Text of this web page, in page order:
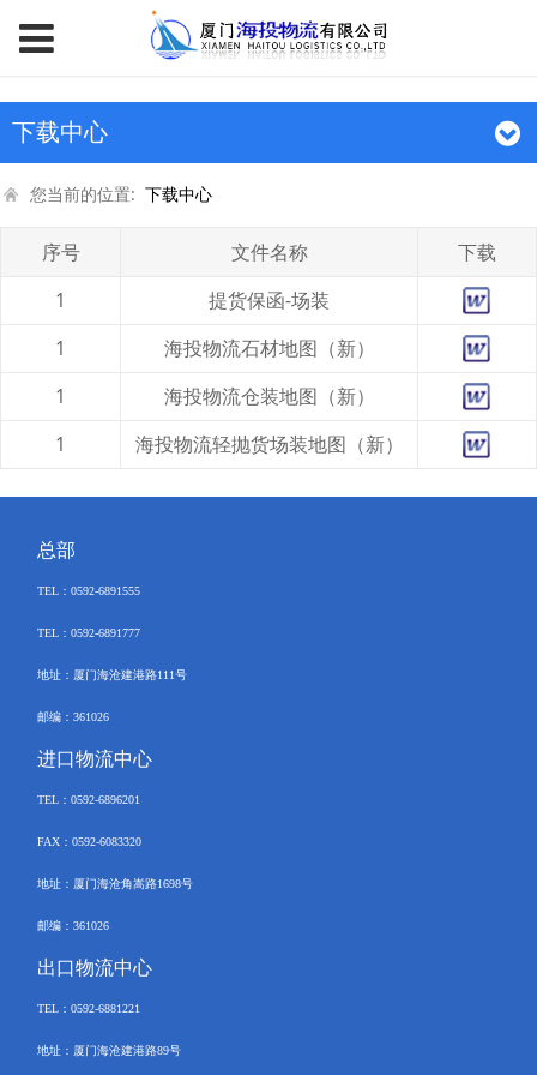
下载中心
您当前的位置:下载中心
序号 文件名称 下载
1
提货保函-场装
1
海投物流石材地图（新）
1
海投物流仓装地图（新）
1
海投物流轻抛货场装地图（新）
总部
TEL ：0592-6891555
TEL：0592-6891777
地址：厦门海沧建港路111号
邮编：361026
进口物流中心
TEL ：0592-6896201
FAX ：0592-6083320
地址：厦门海沧角嵩路1698号
邮编：361026
出口物流中心
TEL ：0592-6881221
地址：厦门海沧建港路89号